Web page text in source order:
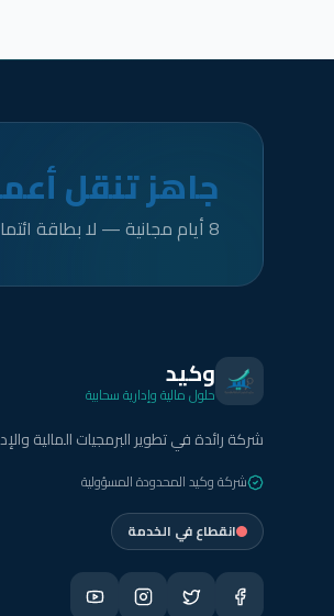
جاهز تنقل
8 أيام مجانية — لا بطاقة ائتمانية — لا التزامات
وكيد
حلول مالية وإدارية سحابية
شركة رائدة في تطوير البرمجيات المالية والإدارية
شركة وكيد المحدودة المسؤولية
انقطاع في الخدمة